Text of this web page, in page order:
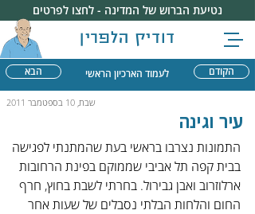
דודיק הלפרין
נטיעת הברוש של המדינה - לחצו לפרטים
הבא הקודם לעמוד הארכיון הראשי
שבת, 10 בספטמבר 2011
עיר וגינה
התמונות נצרבו בראשי בעת שהמתנתי לפגישה
בבית קפה תל אביבי שממוקם בפינת הרחובות
ארלוזרוב ואבן גבירול. בחרתי לשבת בחוץ, חרף
החום והלחות הבלתי נסבלים של שעות אחר